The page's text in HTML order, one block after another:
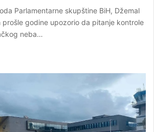
Parlamentarne skupštine BiH, Džemal
prošle godine upozorio da pitanje kontrole
neba…